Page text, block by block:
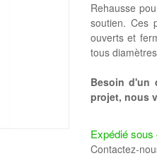
Rehausse
soutien. Ces
ouverts et
tous
Besoin d'un
projet, nous
Expédié sous
Contactez-